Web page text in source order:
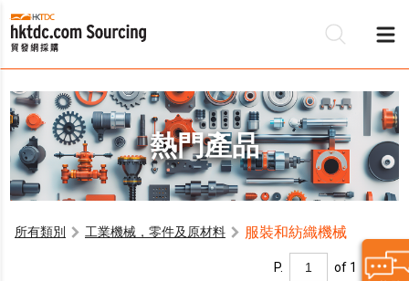
熱門產品
所有類別 工業機械，零件及原材料 服裝和紡織機械
P. of 1